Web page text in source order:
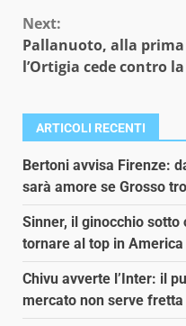
Next:
Pallanuoto, alla
l’Ortigia cede contro
ARTICOLI RECENTI
Bertoni avvisa Firenze:
sarà amore se Grosso
Sinner, il ginocchio
tornare al top in America
Chivu avverte l’Inter: il
mercato non serve fretta